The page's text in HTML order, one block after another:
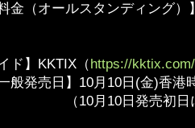
金（オールスタンディング
ド】KKTIX（https://kktix.com/
般発売日】10月10日(金)香港
日発売初日にはお